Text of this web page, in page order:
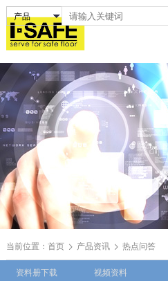
当前位置： 首页 产品资讯 热点问答
资料册下载 视频资料